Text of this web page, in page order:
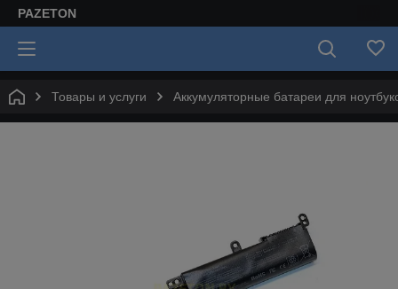
PAZETON
Товары и услуги Аккумуляторные батареи для